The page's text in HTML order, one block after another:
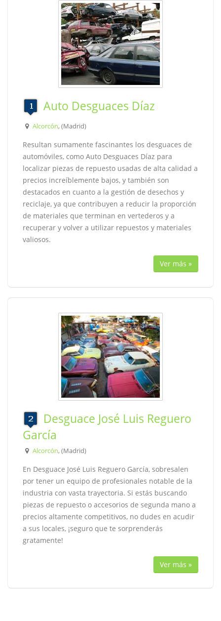
Auto Desguaces Díaz
Alcorcón, (Madrid)
Resultan sumamente fascinantes los desguaces de
automóviles, como Auto Desguaces Díaz para
localizar piezas de repuesto usadas de alta calidad a
precios increíblemente bajos, y también son
destacados en cuanto a la gestión de desechos y
reciclaje, ya que contribuyen a reducir la proporción
de materiales que terminan en vertederos y a
recuperar y volver a utilizar repuestos y materiales
valiosos.
Ver más »
Desguace José Luis Reguero
García
Alcorcón, (Madrid)
En Desguace José Luis Reguero García, sobresalen
por tener un equipo de profesionales notable de la
industria con vasta trayectoria. Si estás buscando
piezas de repuesto o accesorios de segunda mano a
precios altamente competitivos, no dudes en acudir
a sus locales, ¡seguro que te sorprenderás
gratamente!
Ver más »